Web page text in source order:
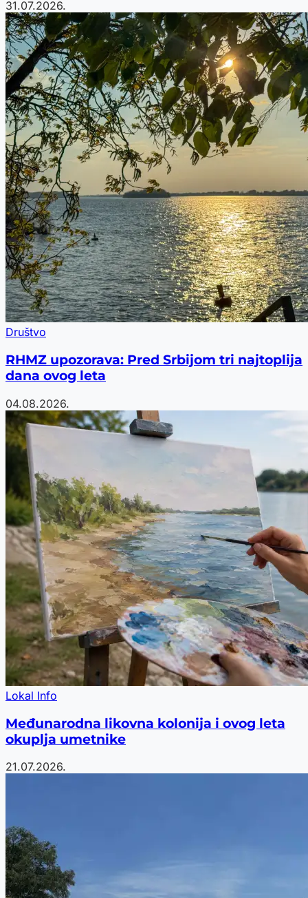
31.07.2026.
Društvo
RHMZ upozorava: Pred Srbijom tri najtoplija
dana ovog leta
04.08.2026.
Lokal Info
Međunarodna likovna kolonija i ovog leta
okuplja umetnike
21.07.2026.